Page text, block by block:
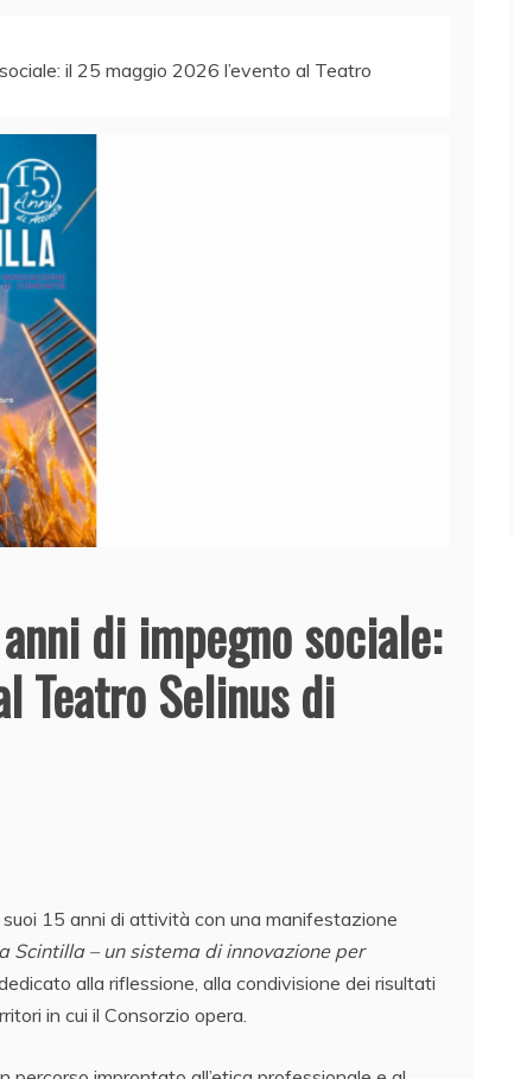
il 25 maggio 2026 l’evento al Teatro
di impegno sociale:
Teatro Selinus di
15 anni di attività con una manifestazione
Scintilla – un sistema di innovazione per
alla riflessione, alla condivisione dei risultati
in cui il Consorzio opera.